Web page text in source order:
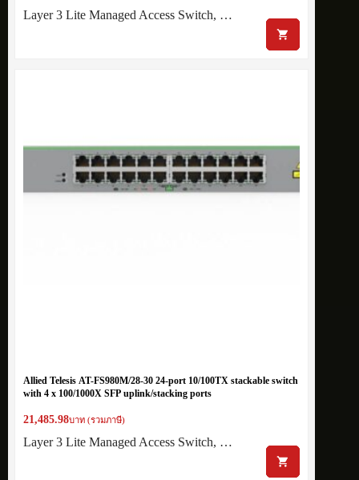
Layer 3 Lite Managed Access Switch, …
Allied Telesis AT-FS980M/28-30 24-port 10/100TX stackable switch
with 4 x 100/1000X SFP uplink/stacking ports
21,485.98บาท (รวมภาษี)
Layer 3 Lite Managed Access Switch, …